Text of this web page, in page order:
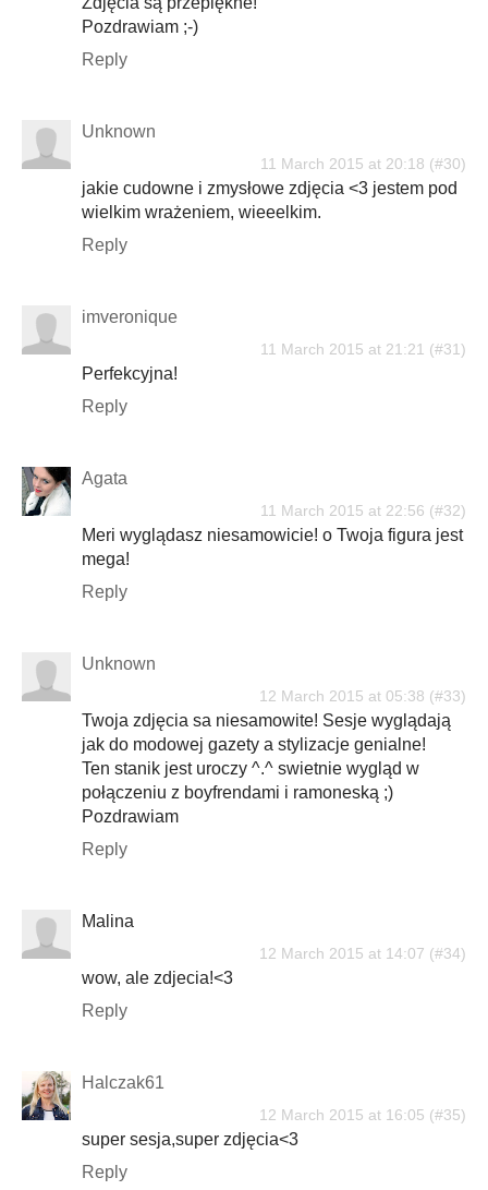
Pozdrawiam ;-)
Reply
Unknown
11 March 2015 at 20:18
jakie cudowne i zmysłowe zdjęcia <3 jestem pod
wielkim wrażeniem, wieeelkim.
Reply
imveronique
11 March 2015 at 21:21
Perfekcyjna!
Reply
Agata
11 March 2015 at 22:56
Meri wyglądasz niesamowicie! o Twoja figura jest
mega!
Reply
Unknown
12 March 2015 at 05:38
Twoja zdjęcia sa niesamowite! Sesje wyglądają
jak do modowej gazety a stylizacje genialne!
Ten stanik jest uroczy ^.^ swietnie wygląd w
połączeniu z boyfrendami i ramoneską ;)
Pozdrawiam
Reply
Malina
12 March 2015 at 14:07
wow, ale zdjecia!<3
Reply
Halczak61
12 March 2015 at 16:05
super sesja,super zdjęcia<3
Reply